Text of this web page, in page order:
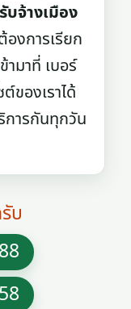
จ้างเมือง
องการเรียก
มาที่ เบอร์
ของเราได้
การกันทุกวัน
บ